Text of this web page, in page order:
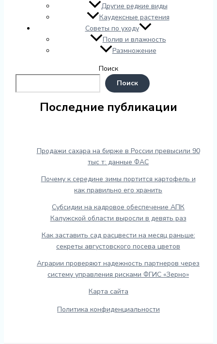
Другие редкие виды
Каудексные растения
Советы по уходу
Полив и влажность
Размножение
Поиск
Поиск
Последние публикации
Продажи сахара на бирже в России превысили 90
тыс т: данные ФАС
Почему к середине зимы портится картофель и
как правильно его хранить
Субсидии на кадровое обеспечение АПК
Калужской области выросли в девять раз
Как заставить сад расцвести на месяц раньше:
секреты августовского посева цветов
Аграрии проверяют надежность партнеров через
систему управления рисками ФГИС «Зерно»
Карта сайта
Политика конфиденциальности